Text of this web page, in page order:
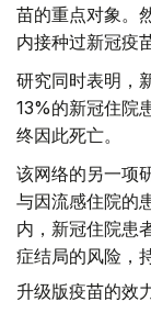
苗的重点对象。
内接种过新冠疫苗
研究同时表明，
13%的新冠住院
终因此死亡。
该网络的另一项
与因流感住院的
内，新冠住院患
症结局的风险，
升级版疫苗的效